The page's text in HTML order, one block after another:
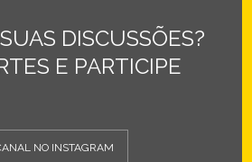
DISCUSSÕES?
E PARTICIPE
NO INSTAGRAM